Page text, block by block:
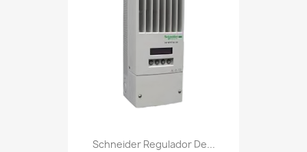
Schneider Regulador De...